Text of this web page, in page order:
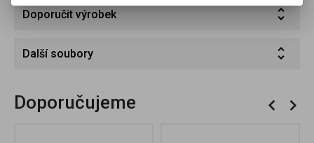
Doporučit výrobek
Další soubory
Doporučujeme